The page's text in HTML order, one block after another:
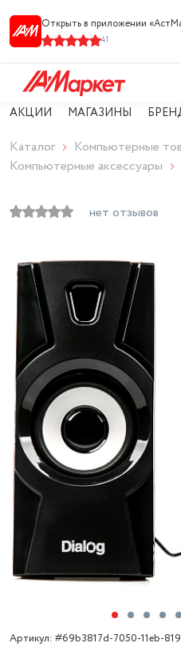
Открыть в приложении
41
АКЦИИ МАГАЗИНЫ
Каталог
Компьютерные
Компьютерные аксессуары
нет отзывов
Артикул: #69b3817d-7050-11eb-